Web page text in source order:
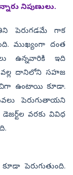
నిపుణులు.
పెరుగడమే గాక
ముఖ్యంగా దంత
ఉన్నవారికి ఇది
వల్ల దానిలోని సహజ
ఉంటాయి కూడా.
పెరుగుతాయని
వరకు వివిధ
పెరుగుతుంది.